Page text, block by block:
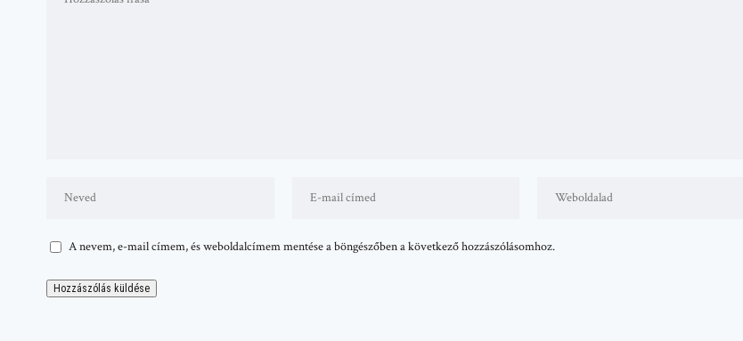
A nevem, e-mail címem, és weboldalcímem mentése a böngészőben a következő hozzászólásomhoz.